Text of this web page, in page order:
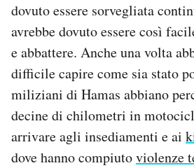
dovuto essere sorvegliata
avrebbe dovuto essere così
e abbattere. Anche una volta
difficile capire come sia stato
miliziani di Hamas abbiano
decine di chilometri in
arrivare agli insediamenti e ai
dove hanno compiutoviolenze